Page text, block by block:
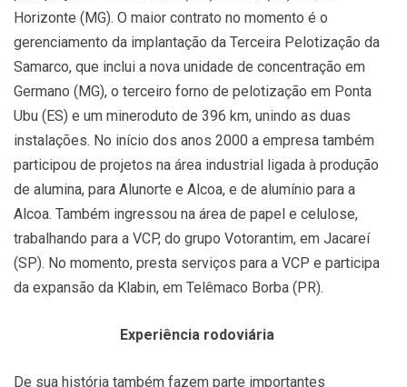
Horizonte (MG). O maior contrato no momento é o
gerenciamento da implantação da Terceira Pelotização da
Samarco, que inclui a nova unidade de concentração em
Germano (MG), o terceiro forno de pelotização em Ponta
Ubu (ES) e um mineroduto de 396 km, unindo as duas
instalações. No início dos anos 2000 a empresa também
participou de projetos na área industrial ligada à produção
de alumina, para Alunorte e Alcoa, e de alumínio para a
Alcoa. Também ingressou na área de papel e celulose,
trabalhando para a VCP, do grupo Votorantim, em Jacareí
(SP). No momento, presta serviços para a VCP e participa
da expansão da Klabin, em Telêmaco Borba (PR).
Experiência rodoviária
De sua história também fazem parte importantes